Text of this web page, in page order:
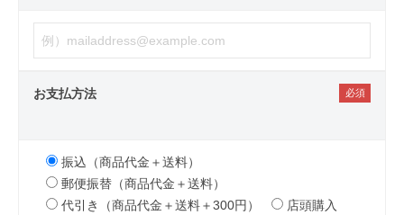
お支払方法
振込（商品代金＋送料）
郵便振替（商品代金＋送料）
代引き（商品代金＋送料＋300円）
店頭購入